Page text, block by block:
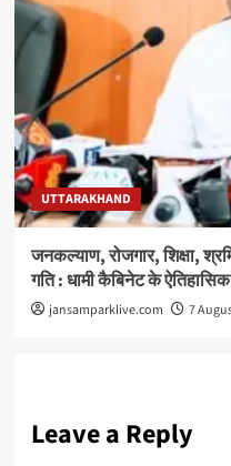
UTTARAKHAND
जनकल्याण, रोजगार, शिक्षा,
गति : धामी कैबिनेट के
jansamparklive.com 7
Leave a Reply